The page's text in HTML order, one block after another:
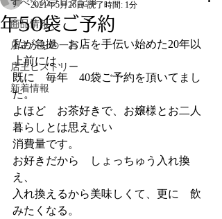
すべてのブログ記事
商品情報
店主からの一言
店主ヒストリー
新着情報
年50袋ご予約
2021年5月26日 読了時間: 1分
私が急拠　お店を手伝い始めた20年以
上前には、
既に　毎年　40袋ご予約を頂いてまし
た。
よほど　お茶好きで、お嬢様とお二人
暮らしとは思えない
消費量です。
お好きだから　しょっちゅう入れ換
え、
入れ換えるから美味しくて、更に　飲
みたくなる。